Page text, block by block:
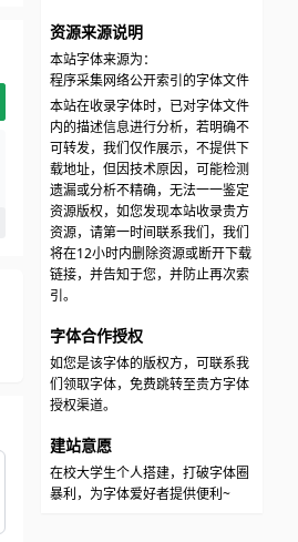
资源来源说明
本站字体来源为：
程序采集网络公开索引的字体文件
本站在收录字体时，已对字体文件
内的描述信息进行分析，若明确不
可转发，我们仅作展示，不提供下
载地址，但因技术原因，可能检测
遗漏或分析不精确，无法一一鉴定
资源版权，如您发现本站收录贵方
资源，请第一时间联系我们，我们
将在12小时内删除资源或断开下载
链接，并告知于您，并防止再次索
引。
字体合作授权
如您是该字体的版权方，可联系我
们领取字体，免费跳转至贵方字体
授权渠道。
建站意愿
在校大学生个人搭建，打破字体圈
暴利，为字体爱好者提供便利~